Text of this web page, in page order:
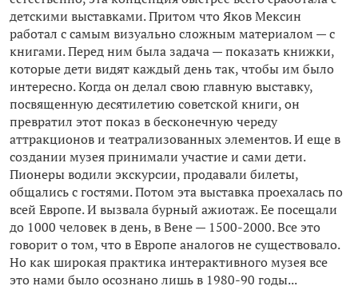
детскими выставками. Притом что Яков Мексин
работал с самым визуально сложным материалом — с
книгами. Перед ним была задача — показать книжки,
которые дети видят каждый день так, чтобы им было
интересно. Когда он делал свою главную выставку,
посвященную десятилетию советской книги, он
превратил этот показ в бесконечную череду
аттракционов и театрализованных элементов. И еще в
создании музея принимали участие и сами дети.
Пионеры водили экскурсии, продавали билеты,
общались с гостями. Потом эта выставка проехалась по
всей Европе. И вызвала бурный ажиотаж. Ее посещали
до 1000 человек в день, в Вене — 1500-2000. Все это
говорит о том, что в Европе аналогов не существовало.
Но как широкая практика интерактивного музея все
это нами было осознано лишь в 1980-90 годы...